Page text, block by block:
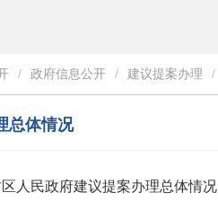
/ 政府信息公开 / 建议提案办理 /
总体情况
区人民政府建议提案办理总体情况